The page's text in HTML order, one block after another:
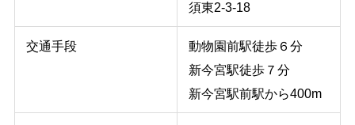
須東2-3-18
交通手段
動物園前駅徒歩６分
新今宮駅徒歩７分
新今宮駅前駅から400m